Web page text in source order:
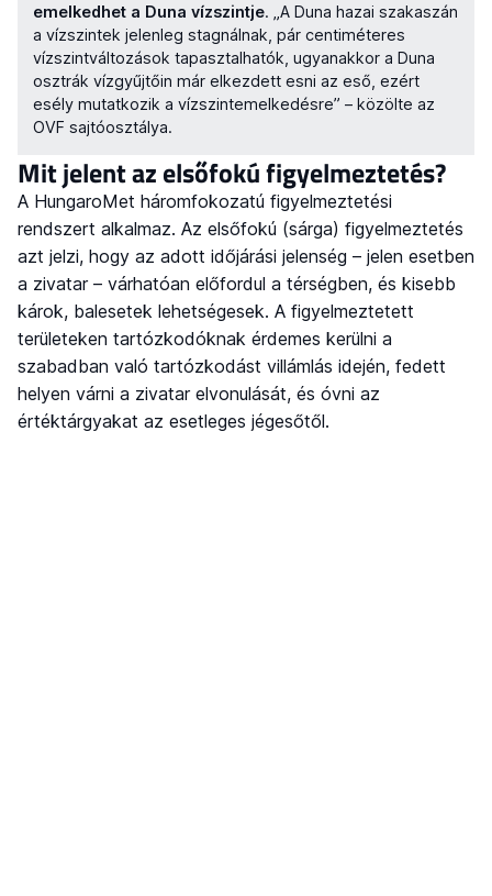
emelkedhet a Duna vízszintje. „A Duna hazai szakaszán
a vízszintek jelenleg stagnálnak, pár centiméteres
vízszintváltozások tapasztalhatók, ugyanakkor a Duna
osztrák vízgyűjtőin már elkezdett esni az eső, ezért
esély mutatkozik a vízszintemelkedésre” – közölte az
OVF sajtóosztálya.
Mit jelent az elsőfokú figyelmeztetés?
A HungaroMet háromfokozatú figyelmeztetési
rendszert alkalmaz. Az elsőfokú (sárga) figyelmeztetés
azt jelzi, hogy az adott időjárási jelenség – jelen esetben
a zivatar – várhatóan előfordul a térségben, és kisebb
károk, balesetek lehetségesek. A figyelmeztetett
területeken tartózkodóknak érdemes kerülni a
szabadban való tartózkodást villámlás idején, fedett
helyen várni a zivatar elvonulását, és óvni az
értéktárgyakat az esetleges jégesőtől.